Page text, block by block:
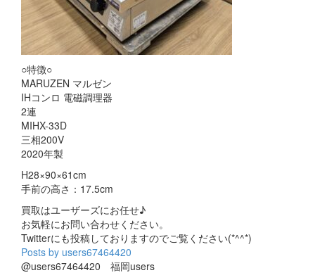
○特徴○
MARUZEN マルゼン
IHコンロ 電磁調理器
2連
MIHX-33D
三相200V
2020年製
H28×90×61cm
手前の高さ：17.5cm
買取はユーザーズにお任せ♪
お気軽にお問い合わせください。
Twitterにも投稿しておりますのでご覧ください(*^^*)
Posts by users67464420
@users67464420 福岡users